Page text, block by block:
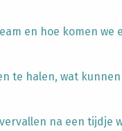
en hoe komen we
te halen, wat
na een tijdje